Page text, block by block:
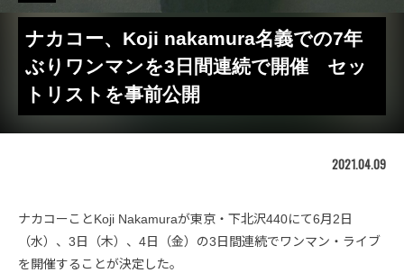
ナカコー、Koji nakamura名義での7年
ぶりワンマンを3日間連続で開催 セッ
トリストを事前公開
2021.04.09
ナカコーことKoji Nakamuraが東京・下北沢440にて6月2日
（水）、3日（木）、4日（金）の3日間連続でワンマン・ライブ
を開催することが決定した。